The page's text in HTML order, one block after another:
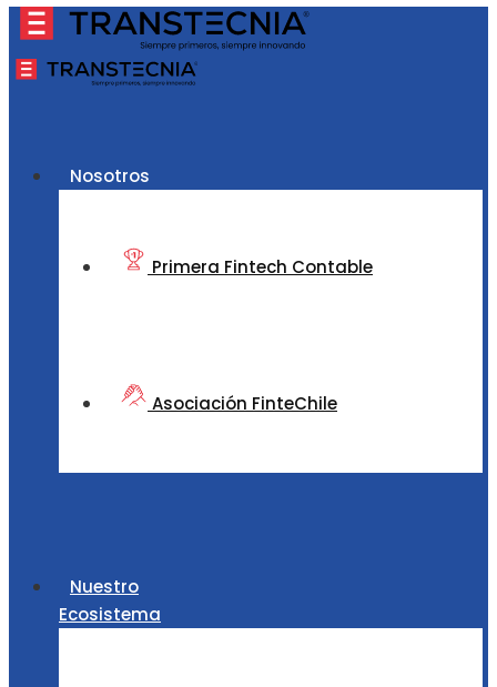
Nosotros
Primera Fintech Contable
Asociación FinteChile
Nuestro
Ecosistema